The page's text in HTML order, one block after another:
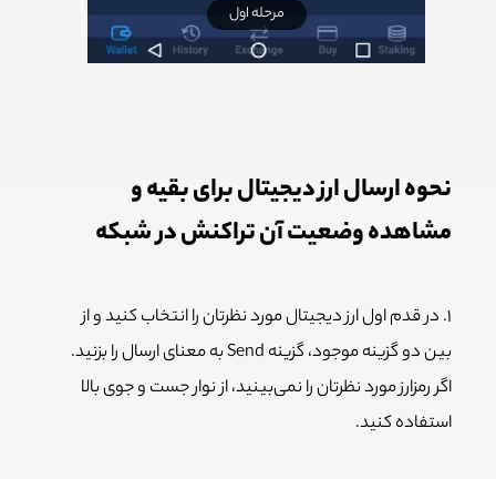
مرحله اول
نحوه ارسال ارز دیجیتال برای بقیه و
مشاهده وضعیت آن تراکنش در شبکه
۱. در قدم اول ارز دیجیتال مورد نظرتان را انتخاب کنید و از
بین دو گزینه موجود، گزینه Send به معنای ارسال را بزنید.
اگر رمزارز مورد نظرتان را نمی‌بینید، از نوار جست و جوی بالا
استفاده کنید.